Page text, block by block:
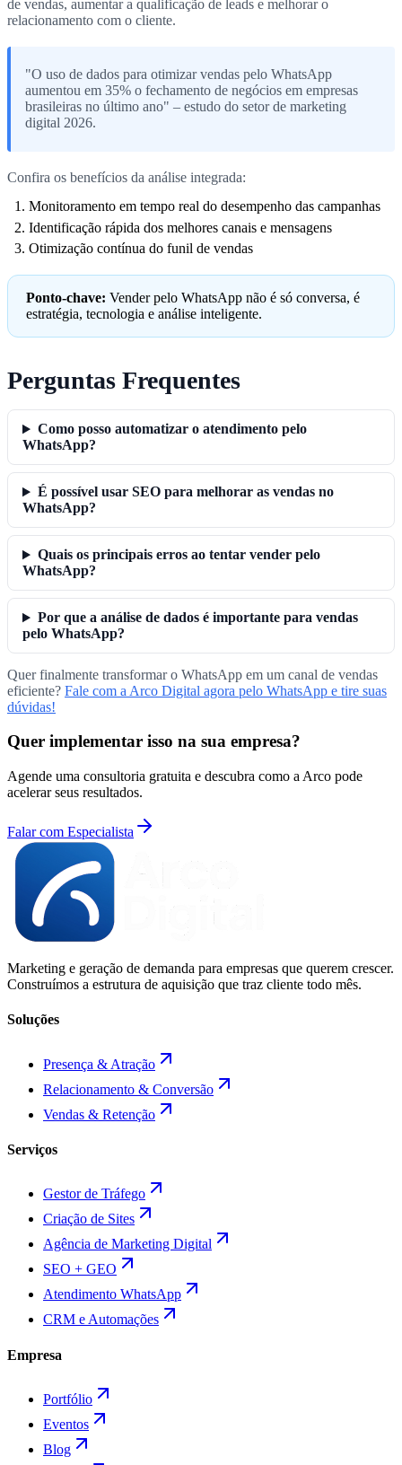
de vendas, aumentar a qualificação de leads e melhorar o
relacionamento com o cliente.
"O uso de dados para otimizar vendas pelo WhatsApp
aumentou em 35% o fechamento de negócios em empresas
brasileiras no último ano" – estudo do setor de marketing
digital 2026.
Confira os benefícios da análise integrada:
Monitoramento em tempo real do desempenho das campanhas
Identificação rápida dos melhores canais e mensagens
Otimização contínua do funil de vendas
Ponto-chave: Vender pelo WhatsApp não é só conversa, é
estratégia, tecnologia e análise inteligente.
Perguntas Frequentes
Como posso automatizar o atendimento pelo
WhatsApp?
É possível usar SEO para melhorar as vendas no
WhatsApp?
Quais os principais erros ao tentar vender pelo
WhatsApp?
Por que a análise de dados é importante para vendas
pelo WhatsApp?
Quer finalmente transformar o WhatsApp em um canal de vendas
eficiente? Fale com a Arco Digital agora pelo WhatsApp e tire suas
dúvidas!
Quer implementar isso na sua empresa?
Agende uma consultoria gratuita e descubra como a Arco pode
acelerar seus resultados.
Falar com Especialista
Marketing e geração de demanda para empresas que querem crescer.
Construímos a estrutura de aquisição que traz cliente todo mês.
Soluções
Presença & Atração
Relacionamento & Conversão
Vendas & Retenção
Serviços
Gestor de Tráfego
Criação de Sites
Agência de Marketing Digital
SEO + GEO
Atendimento WhatsApp
CRM e Automações
Empresa
Portfólio
Eventos
Blog